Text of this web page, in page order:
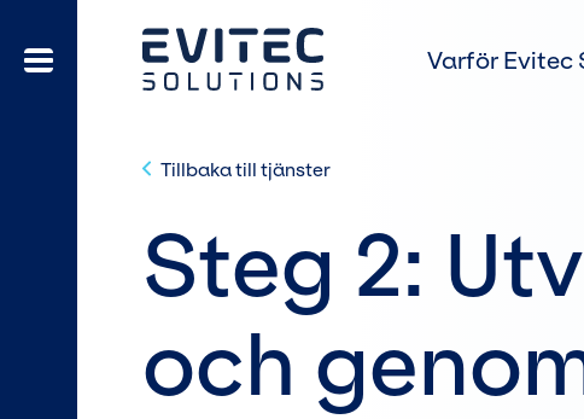
Varför Evitec
Tillbaka till tjänster
Steg 2:
och